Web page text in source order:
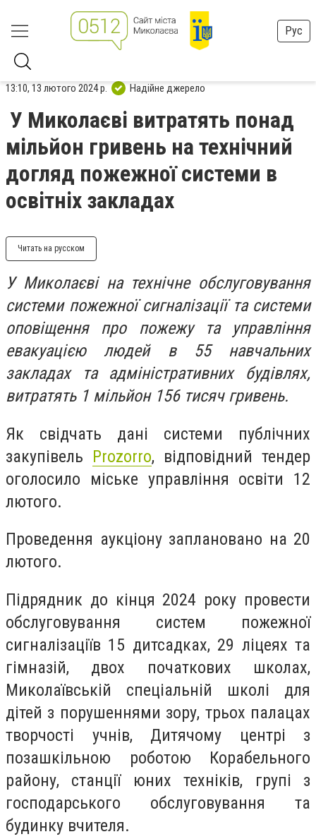
Рус
13:10, 13 лютого 2024 р. Надійне джерело
У Миколаєві витратять понад
мільйон гривень на технічний
догляд пожежної системи в
освітніх закладах
Читать на русском
У Миколаєві на технічне обслуговування
системи пожежної сигналізації та системи
оповіщення про пожежу та управління
евакуацією людей в 55 навчальних
закладах та адміністративних будівлях,
витратять 1 мільйон 156 тисяч гривень.
Як свідчать дані системи публічних
закупівель Prozorro, відповідний тендер
оголосило міське управління освіти 12
лютого.
Проведення аукціону заплановано на 20
лютого.
Підрядник до кінця 2024 року провести
обслуговування систем пожежної
сигналізаціїв 15 дитсадках, 29 ліцеях та
гімназій, двох початкових школах,
Миколаївській спеціальній школі для
дітей з порушеннями зору, трьох палацах
творчості учнів, Дитячому центрі з
позашкільною роботою Корабельного
району, станції юних техніків, групі з
господарського обслуговування та
будинку вчителя.